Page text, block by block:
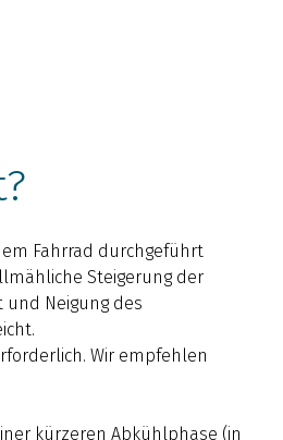
Fahrrad durchgeführt
Steigerung der
und Neigung des
Wir empfehlen
kürzeren Abkühlphase (in